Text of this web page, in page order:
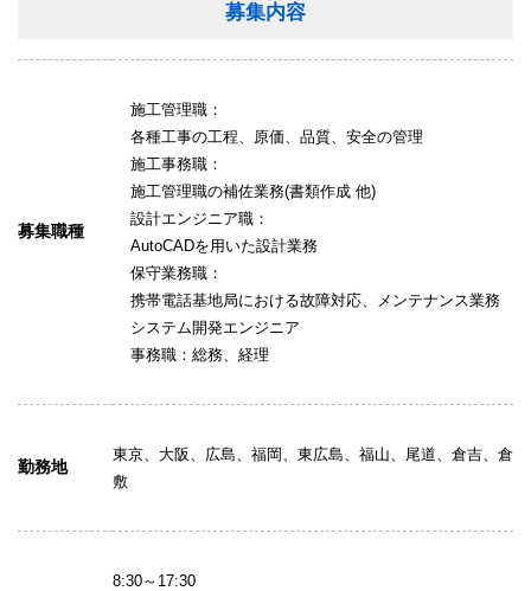
募集内容
募集職種
施工管理職：
各種工事の工程、原価、品質、安全の管理
施工事務職：
施工管理職の補佐業務(書類作成 他)
設計エンジニア職：
AutoCADを用いた設計業務
保守業務職：
携帯電話基地局における故障対応、メンテナンス業務
システム開発エンジニア
事務職：総務、経理
勤務地
東京、大阪、広島、福岡、東広島、福山、尾道、倉吉、倉
敷
8:30～17:30